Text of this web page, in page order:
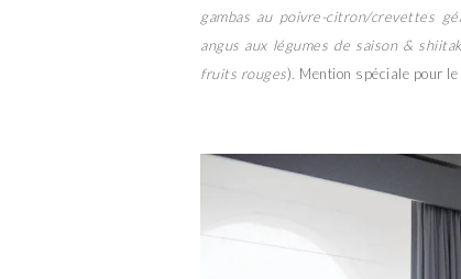
gambas au poivre-citron/crevettes
angus aux légumes de saison &
fruits rouges). Mention spéciale pour